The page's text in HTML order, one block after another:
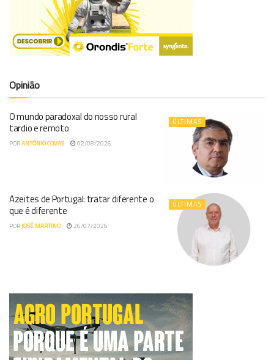
Opinião
ÚLTIMAS
O mundo paradoxal do nosso rural
tardio e remoto
PORANTÓNIO COVAS 02/08/2026
ÚLTIMAS
Azeites de Portugal: tratar diferente o
que é diferente
PORJOSÉ MARTINO 26/07/2026